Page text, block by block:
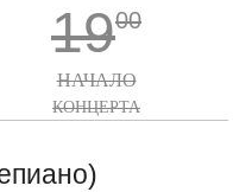
1900
НАЧАЛО
КОНЦЕРТА